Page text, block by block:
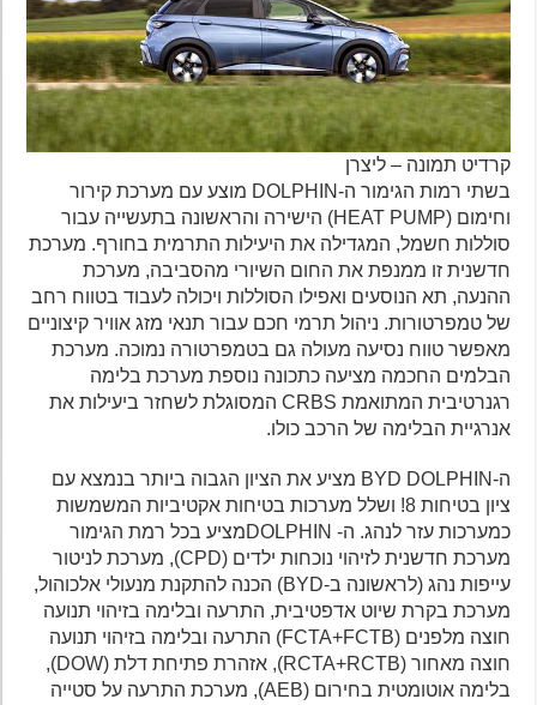
קרדיט תמונה – ליצרן
בשתי רמות הגימור ה-DOLPHIN מוצע עם מערכת קירור
וחימום (HEAT PUMP) הישירה והראשונה בתעשייה עבור
סוללות חשמל, המגדילה את היעילות התרמית בחורף. מערכת
חדשנית זו ממנפת את החום השיורי מהסביבה, מערכת
ההנעה, תא הנוסעים ואפילו הסוללות ויכולה לעבוד בטווח רחב
של טמפרטורות. ניהול תרמי חכם עבור תנאי מזג אוויר קיצוניים
מאפשר טווח נסיעה מעולה גם בטמפרטורה נמוכה. מערכת
הבלמים החכמה מציעה כתכונה נוספת מערכת בלימה
רגנרטיבית המתואמת CRBS המסוגלת לשחזר ביעילות את
אנרגיית הבלימה של הרכב כולו.
ה-BYD DOLPHIN מציע את הציון הגבוה ביותר בנמצא עם
ציון בטיחות 8! ושלל מערכות בטיחות אקטיביות המשמשות
כמערכות עזר לנהג. ה- DOLPHINמציע בכל רמת הגימור
מערכת חדשנית לזיהוי נוכחות ילדים (CPD), מערכת לניטור
עייפות נהג (לראשונה ב-BYD) הכנה להתקנת מנעולי אלכוהול,
מערכת בקרת שיוט אדפטיבית, התרעה ובלימה בזיהוי תנועה
חוצה מלפנים (FCTA+FCTB) התרעה ובלימה בזיהוי תנועה
חוצה מאחור (RCTA+RCTB), אזהרת פתיחת דלת (DOW),
בלימה אוטומטית בחירום (AEB), מערכת התרעה על סטייה